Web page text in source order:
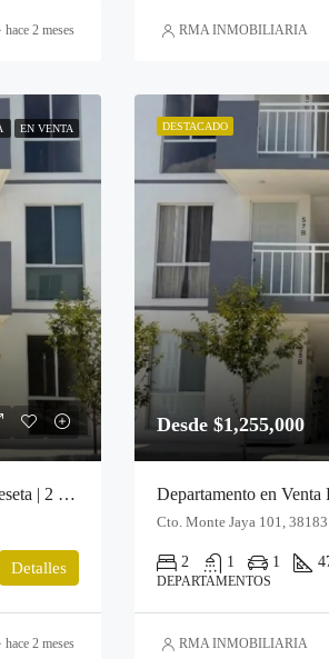
hace 2 meses RMA INMOBILIARIA
EN VENTA
Departamento Planta Media en Venta en Castello Meseta | 2 Recámaras
Detalles
hace 2 meses
DESTACADO
Desde $1,255,000
Cto. Monte Jaya 101,
2 1 1
DEPARTAMENTOS
RMA INMOBILIARIA